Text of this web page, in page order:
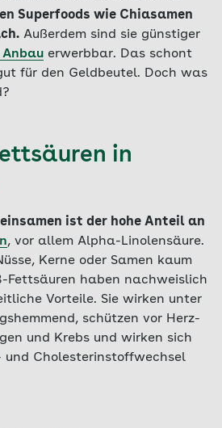
Superfoods wie Chiasamen
Außerdem sind sie günstiger
erwerbbar. Das schont
für den Geldbeutel. Doch was
in
ist der hohe Anteil an
, vor allem Alpha-Linolensäure.
Kerne oder Samen kaum
Fettsäuren haben nachweislich
Vorteile. Sie wirken unter
schützen vor Herz-
und Krebs und wirken sich
Cholesterinstoffwechsel